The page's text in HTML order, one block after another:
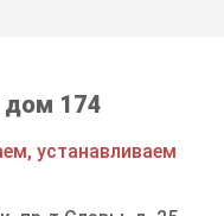
174
устанавливаем